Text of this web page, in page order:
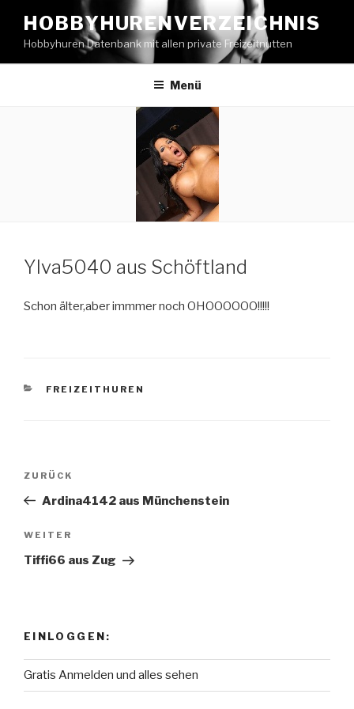
Inhalt
springen
HOBBYHURENVERZEICHNIS
Hobbyhuren Datenbank mit allen private Freizeitnutten
Menü
Ylva5040 aus Schöftland
Schon älter,aber immmer noch OHOOOOOO!!!!!
KATEGORIEN
FREIZEITHUREN
Beitragsnavigation
Vorheriger
Beitrag
ZURÜCK
Ardina4142 aus Münchenstein
Nächster
Beitrag
WEITER
Tiffi66 aus Zug
EINLOGGEN:
Gratis Anmelden und alles sehen